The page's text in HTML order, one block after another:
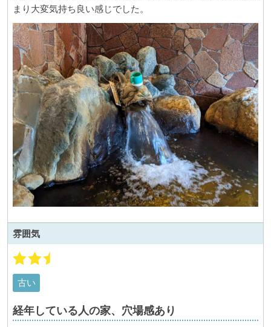
まり大変気持ち良い感じでした。
雰囲気
古い
経年している人の家、穴場感あり